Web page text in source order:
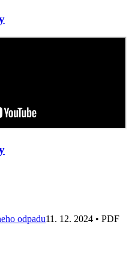
odpadu11. 12. 2024 • PDF